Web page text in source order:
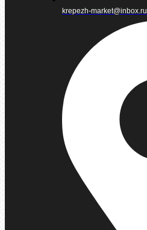
krepezh-market@inbox.ru